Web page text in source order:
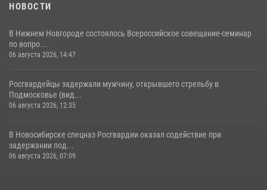
НОВОСТИ
В Нижнем Новгороде состоялось Всероссийское совещание-семинар
по вопро...
06 августа 2026, 14:47
Росгвардейцы задержали мужчину, открывшего стрельбу в
Подмосковье (вид...
06 августа 2026, 12:35
В Новосибирске спецназ Росгвардии оказал содействие при
задержании под...
06 августа 2026, 07:09